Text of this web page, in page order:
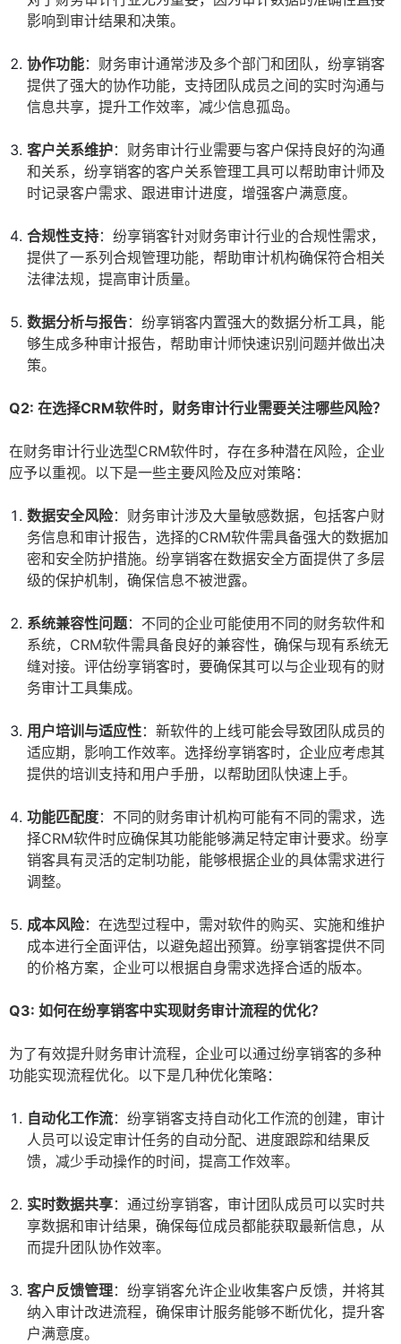
影响到审计结果和决策。
协作功能：财务审计通常涉及多个部门和团队，纷享销客
提供了强大的协作功能，支持团队成员之间的实时沟通与
信息共享，提升工作效率，减少信息孤岛。
客户关系维护：财务审计行业需要与客户保持良好的沟通
和关系，纷享销客的客户关系管理工具可以帮助审计师及
时记录客户需求、跟进审计进度，增强客户满意度。
合规性支持：纷享销客针对财务审计行业的合规性需求，
提供了一系列合规管理功能，帮助审计机构确保符合相关
法律法规，提高审计质量。
数据分析与报告：纷享销客内置强大的数据分析工具，能
够生成多种审计报告，帮助审计师快速识别问题并做出决
策。
Q2: 在选择CRM软件时，财务审计行业需要关注哪些风险？
在财务审计行业选型CRM软件时，存在多种潜在风险，企业
应予以重视。以下是一些主要风险及应对策略：
数据安全风险：财务审计涉及大量敏感数据，包括客户财
务信息和审计报告，选择的CRM软件需具备强大的数据加
密和安全防护措施。纷享销客在数据安全方面提供了多层
级的保护机制，确保信息不被泄露。
系统兼容性问题：不同的企业可能使用不同的财务软件和
系统，CRM软件需具备良好的兼容性，确保与现有系统无
缝对接。评估纷享销客时，要确保其可以与企业现有的财
务审计工具集成。
用户培训与适应性：新软件的上线可能会导致团队成员的
适应期，影响工作效率。选择纷享销客时，企业应考虑其
提供的培训支持和用户手册，以帮助团队快速上手。
功能匹配度：不同的财务审计机构可能有不同的需求，选
择CRM软件时应确保其功能能够满足特定审计要求。纷享
销客具有灵活的定制功能，能够根据企业的具体需求进行
调整。
成本风险：在选型过程中，需对软件的购买、实施和维护
成本进行全面评估，以避免超出预算。纷享销客提供不同
的价格方案，企业可以根据自身需求选择合适的版本。
Q3: 如何在纷享销客中实现财务审计流程的优化？
为了有效提升财务审计流程，企业可以通过纷享销客的多种
功能实现流程优化。以下是几种优化策略：
自动化工作流：纷享销客支持自动化工作流的创建，审计
人员可以设定审计任务的自动分配、进度跟踪和结果反
馈，减少手动操作的时间，提高工作效率。
实时数据共享：通过纷享销客，审计团队成员可以实时共
享数据和审计结果，确保每位成员都能获取最新信息，从
而提升团队协作效率。
客户反馈管理：纷享销客允许企业收集客户反馈，并将其
纳入审计改进流程，确保审计服务能够不断优化，提升客
户满意度。